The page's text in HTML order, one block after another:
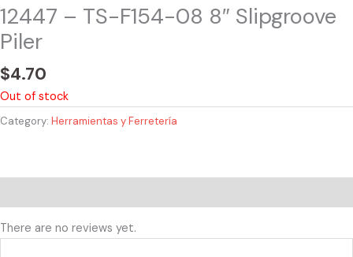
12447 – TS-F154-08 8″ Slipgroove
Piler
$4.70
Out of stock
Category: Herramientas y Ferretería
There are no reviews yet.